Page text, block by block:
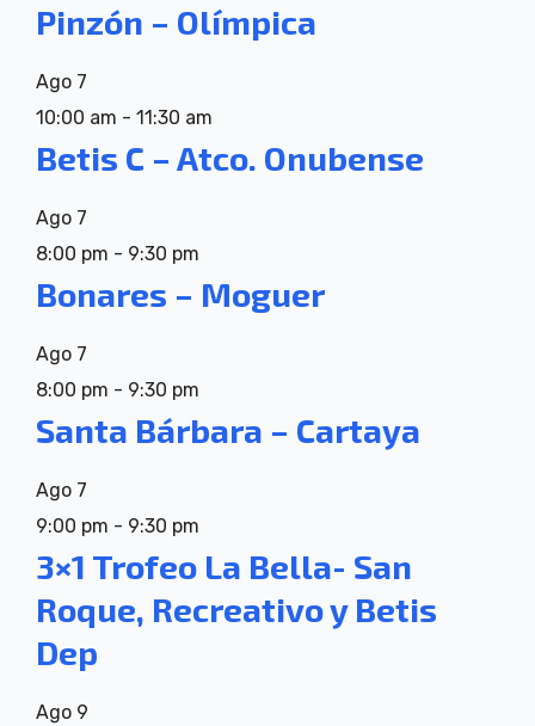
Pinzón – Olímpica
Ago 7
10:00 am - 11:30 am
Betis C – Atco. Onubense
Ago 7
8:00 pm - 9:30 pm
Bonares – Moguer
Ago 7
8:00 pm - 9:30 pm
Santa Bárbara – Cartaya
Ago 7
9:00 pm - 9:30 pm
3×1 Trofeo La Bella- San
Roque, Recreativo y Betis
Dep
Ago 9